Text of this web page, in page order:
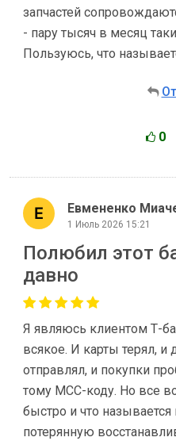
запчастей
- пару тысяч в месяц
Пользуюсь, что
0
Евмененко
1 Июль 2026 15:21
Полюбил этот
давно
Я являюсь клиентом Т-
всякое. И карты терял, и
отправлял, и покупки
тому МСС-коду. Но все
быстро и что
потерянную